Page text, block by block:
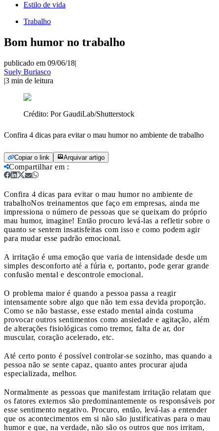
Estilo de vida
Trabalho
Bom humor no trabalho
publicado em 09/06/18|
Suely Buriasco
|3 min de leitura
Crédito: Por GaudiLab/Shutterstock
Confira 4 dicas para evitar o mau humor no ambiente de trabalho
Copiar o link Arquivar artigo
Compartilhar em :
Confira 4 dicas para evitar o mau humor no ambiente de
trabalhoNos treinamentos que faço em empresas, ainda me
impressiona o número de pessoas que se queixam do próprio
mau humor, imagine! Então procuro levá-las a refletir sobre o
quanto se sentem insatisfeitas com isso e como podem agir
para mudar esse padrão emocional.
A irritação é uma emoção que varia de intensidade desde um
simples desconforto até a fúria e, portanto, pode gerar grande
confusão mental e descontrole emocional.
O problema maior é quando a pessoa passa a reagir
intensamente sobre algo que não tem essa devida proporção.
Como se não bastasse, esse estado mental ainda costuma
provocar outros sentimentos como ansiedade e agitação, além
de alterações fisiológicas como tremor, falta de ar, dor
muscular, coração acelerado, etc.
Até certo ponto é possível controlar-se sozinho, mas quando a
pessoa não se sente capaz, quanto antes procurar ajuda
especializada, melhor.
Normalmente as pessoas que manifestam irritação relatam que
os fatores externos são predominantemente os responsáveis por
esse sentimento negativo. Procuro, então, levá-las a entender
que os acontecimentos em si não são justificativas para o mau
humor e que, na verdade, não são os outros que nos irritam,